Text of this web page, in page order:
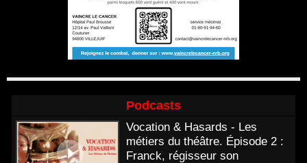
Podcasts
Vocation & Hasards - Les
métiers du théâtre. Épisode 2 :
Franck, régisseur son